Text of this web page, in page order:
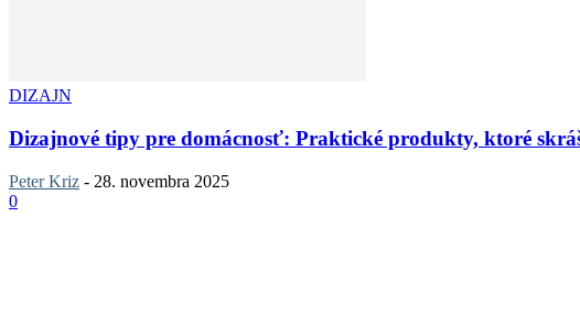
DIZAJN
Dizajnové tipy pre domácnosť: Praktické produkty, ktoré
Peter Kriz - 28. novembra 2025
0